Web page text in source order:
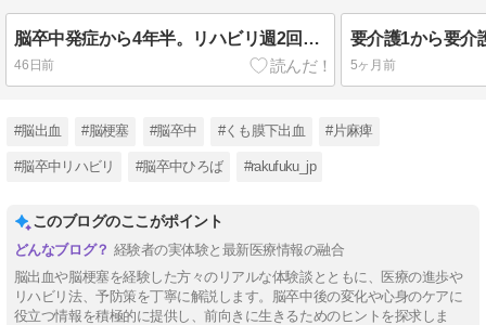
脳卒中発症から4年半。リハビリ週2回から、リハビリ1回＋鍼灸院1回へ。今の自分に合った選択
46日前 5ヶ月前
#脳出血 #脳梗塞 #脳卒中 #くも膜下出血 #片麻痺
#脳卒中リハビリ #脳卒中ひろば #rakufuku_jp
このブログのここがポイント
経験者の実体験と最新医療情報の融合
脳出血や脳梗塞を経験した方々のリアルな体験談とともに、医療の進歩や
リハビリ法、予防策を丁寧に解説します。脳卒中後の変化や心身のケアに
役立つ情報を積極的に提供し、前向きに生きるためのヒントを探求しま